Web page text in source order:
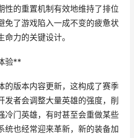
性的重置机制有效地维持了排位
免了游戏陷入一成不变的疲惫状
力的关键设计。
验**
的版本内容更新，这构成了赛季
发者会调整大量英雄的强度，削
冷门英雄，有时甚至会重做某些
统也经常迎来革新，新的装备加